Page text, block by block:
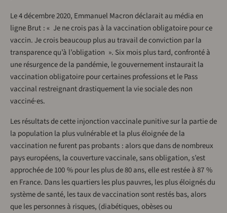
Le 4 décembre 2020, Emmanuel Macron déclarait au média en
ligne Brut : « Je ne crois pas à la vaccination obligatoire pour ce
vaccin. Je crois beaucoup plus au travail de conviction par la
transparence qu’à l’obligation ». Six mois plus tard, confronté à
une résurgence de la pandémie, le gouvernement instaurait la
vaccination obligatoire pour certaines professions et le Pass
vaccinal restreignant drastiquement la vie sociale des non
vacciné·es.
Les résultats de cette injonction vaccinale punitive sur la partie de
la population la plus vulnérable et la plus éloignée de la
vaccination ne furent pas probants : alors que dans de nombreux
pays européens, la couverture vaccinale, sans obligation, s’est
approchée de 100 % pour les plus de 80 ans, elle est restée à 87 %
en France. Dans les quartiers les plus pauvres, les plus éloignés du
système de santé, les taux de vaccination sont restés bas, alors
que les personnes à risques, (diabétiques, obèses ou